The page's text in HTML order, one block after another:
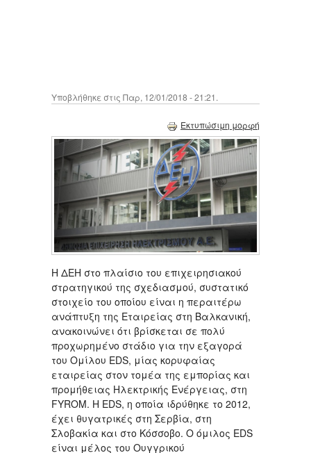
Υποβλήθηκε στις Παρ, 12/01/2018 - 21:21.
Εκτυπώσιμη μορφή
Η ΔΕΗ στο πλαίσιο του επιχειρησιακού
στρατηγικού της σχεδιασμού, συστατικό
στοιχείο του οποίου είναι η περαιτέρω
ανάπτυξη της Εταιρείας στη Βαλκανική,
ανακοινώνει ότι βρίσκεται σε πολύ
προχωρημένο στάδιο για την εξαγορά
του Ομίλου EDS, μίας κορυφαίας
εταιρείας στον τομέα της εμπορίας και
προμήθειας Ηλεκτρικής Ενέργειας, στη
FYROM. Η EDS, η οποία ιδρύθηκε το 2012,
έχει θυγατρικές στη Σερβία, στη
Σλοβακία και στο Κόσσοβο. Ο όμιλος EDS
είναι μέλος του Ουγγρικού